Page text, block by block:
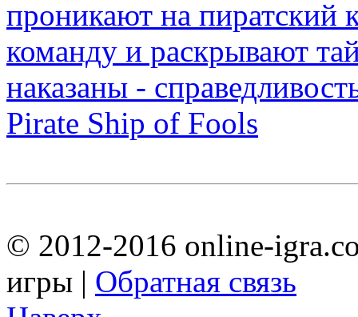
Pirate Ship of Fools
© 2012-2016 online-
игры | Обратная связь